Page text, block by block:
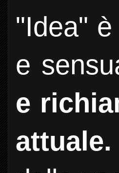
"Idea"
e
e
attuale.